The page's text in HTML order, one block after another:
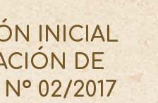
INICIAL
DE
02/2017